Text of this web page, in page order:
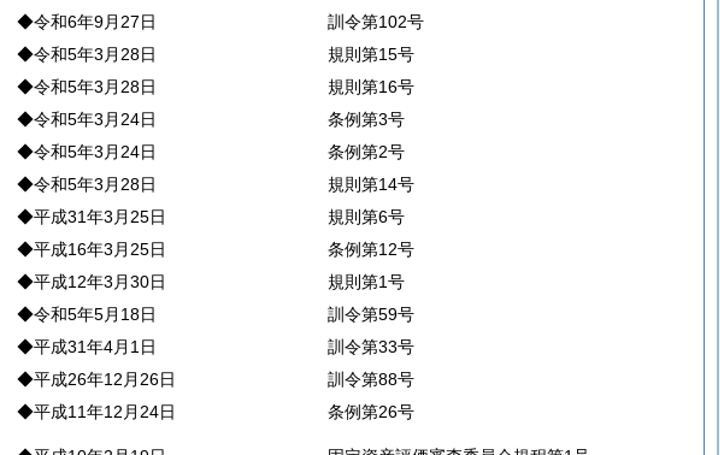
◆令和6年9月27日
訓令第102号
◆令和5年3月28日
規則第15号
◆令和5年3月28日
規則第16号
◆令和5年3月24日
条例第3号
◆令和5年3月24日
条例第2号
◆令和5年3月28日
規則第14号
◆平成31年3月25日
規則第6号
◆平成16年3月25日
条例第12号
◆平成12年3月30日
規則第1号
◆令和5年5月18日
訓令第59号
◆平成31年4月1日
訓令第33号
◆平成26年12月26日
訓令第88号
◆平成11年12月24日
条例第26号